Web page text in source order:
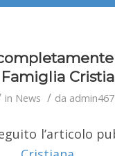
in News / da
l’articolo